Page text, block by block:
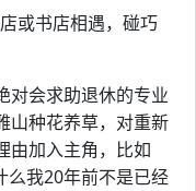
或书店相遇，碰巧
对会求助退休的专业
山种花养草，对重新
由加入主角，比如
么我20年前不是已经